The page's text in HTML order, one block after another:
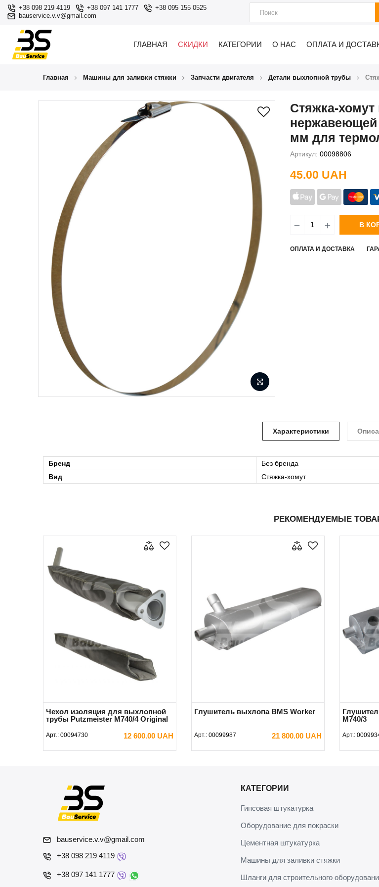
+38 098 219 4119 +38 097 141 1777
+38 095 155 0525
bauservice.v.v@gmail.com
ГЛАВНАЯ СКИДКИ КАТЕГОРИИ О НАС ОПЛАТА И
Главная Машины для заливки стяжки Запчасти двигателя Детали выхлопной трубы
Стяжка-хомут
нержавеющей
мм для
Артикул: 00098806
45.00 UAH
В
ОПЛАТА И ДОСТАВКА
Характеристики
Бренд
Без бренда
Вид
Стяжка-хомут
РЕКОМЕНДУЕМЫЕ
Чехол изоляция для выхлопной
трубы Putzmeister М740/4 Original
Арт.: 00094730 12 600.00 UAH
В КОРЗИНУ
Глушитель выхлопа BMS Worker
Арт.: 00099987 21 800.00 UAH
В КОРЗИНУ
М740/3
Арт.:
bauservice.v.v@gmail.com
+38 098 219 4119
+38 097 141 1777
КАТЕГОРИИ
Гипсовая штукатурка
Оборудование для покраски
Цементная штукатурка
Машины для заливки стяжки
Шланги для строительного